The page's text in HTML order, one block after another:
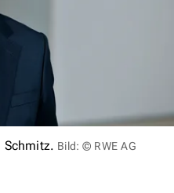
Schmitz. Bild: © RWE AG